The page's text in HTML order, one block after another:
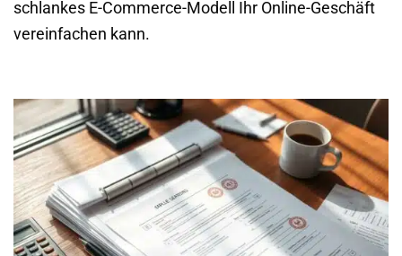
schlankes E-Commerce-Modell Ihr Online-Geschäft
vereinfachen kann.